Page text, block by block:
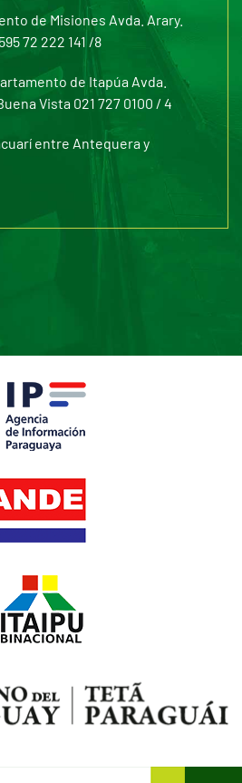
de Misiones Avda. Arary.
72 222 141 /8
de Itapúa Avda.
Vista 021 727 0100 / 4
entre Antequera y